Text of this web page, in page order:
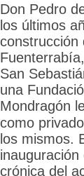
Don Pedro
los últimos
construcción
San
una
Mondragón
como
los mismos.
crónica del